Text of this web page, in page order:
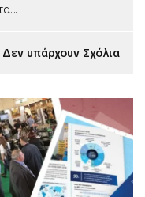
Δεν υπάρχουν Σχόλια